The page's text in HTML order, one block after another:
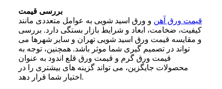
بررسی قیمت
قیمت ورق آهن و ورق اسید شویی به عوامل متعددی مانند
کیفیت، ضخامت، ابعاد و شرایط بازار بستگی دارد. بررسی
و مقایسه قیمت ورق اسید شویی تهران و سایر شهرها می
تواند در تصمیم گیری شما موثر باشد. همچنین، توجه به
قیمت ورق گرم و قیمت ورق قلع اندود به عنوان
محصولات جایگزین، می تواند گزینه های بیشتری را در
اختیار شما قرار دهد.